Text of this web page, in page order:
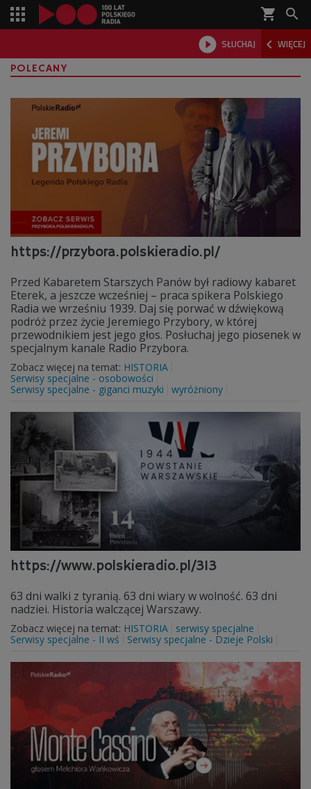
shopping_cart 
 SŁUCHAJ  WIĘCEJ

POLECANY
https://przybora.polskieradio.pl/
Przed Kabaretem Starszych Panów był radiowy kabaret
Eterek, a jeszcze wcześniej – praca spikera Polskiego
Radia we wrześniu 1939. Daj się porwać w dźwiękową
podróż przez życie Jeremiego Przybory, w której
przewodnikiem jest jego głos. Posłuchaj jego piosenek w
specjalnym kanale Radio Przybora.
Zobacz więcej na temat: HISTORIA
Serwisy specjalne - osobowości
Serwisy specjalne - giganci muzyki
wyróżniony
https://www.polskieradio.pl/313
63 dni walki z tyranią. 63 dni wiary w wolność. 63 dni
nadziei. Historia walczącej Warszawy.
Zobacz więcej na temat: HISTORIA
serwisy specjalne
Serwisy specjalne - II wś
Serwisy specjalne - Dzieje Polski